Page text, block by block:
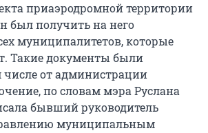
приаэродромной территории
был получить на него
муниципалитетов, которые
Такие документы были
от администрации
по словам мэра Руслана
бывший руководитель
муниципальным